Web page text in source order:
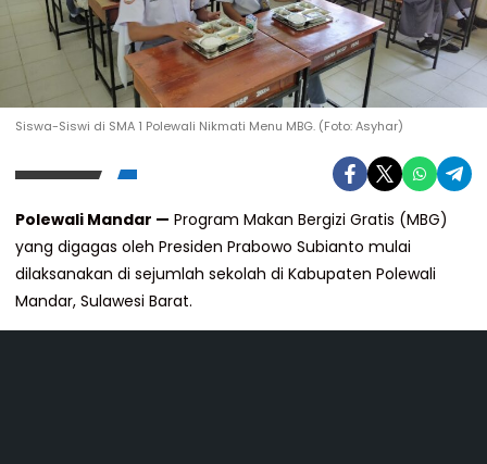
Siswa-Siswi di SMA 1 Polewali Nikmati Menu MBG. (Foto: Asyhar)
Polewali Mandar — Program Makan Bergizi Gratis (MBG)
yang digagas oleh Presiden Prabowo Subianto mulai
dilaksanakan di sejumlah sekolah di Kabupaten Polewali
Mandar, Sulawesi Barat.